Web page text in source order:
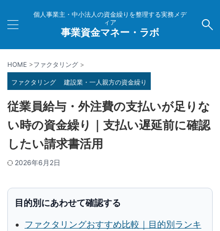
個人事業主・中小法人の資金繰りを整理する実務メデ
ィア
事業資金マネー・ラボ
HOME >ファクタリング >
ファクタリング 建設業・一人親方の資金繰り
従業員給与・外注費の支払いが足りな
い時の資金繰り｜支払い遅延前に確認
したい請求書活用
2026年6月2日
目的別にあわせて確認する
ファクタリングおすすめ比較｜目的別ランキ